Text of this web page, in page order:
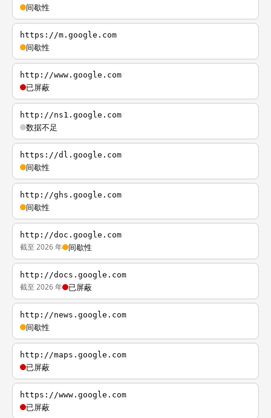
间歇性
https://m.google.com
间歇性
http://www.google.com
已屏蔽
http://ns1.google.com
数据不足
https://dl.google.com
间歇性
http://ghs.google.com
间歇性
http://doc.google.com
截至 2026 年 间歇性
http://docs.google.com
截至 2026 年 已屏蔽
http://news.google.com
间歇性
http://maps.google.com
已屏蔽
https://www.google.com
已屏蔽